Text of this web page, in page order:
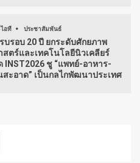
อที ประชาสัมพันธ์
บรอบ 20 ปี ยกระดับศักยภาพ
สตร์และเทคโนโลยีนิวเคลียร์
INST2026 ชู “แพทย์-อาหาร-
สะอาด” เป็นกลไกพัฒนาประเทศ